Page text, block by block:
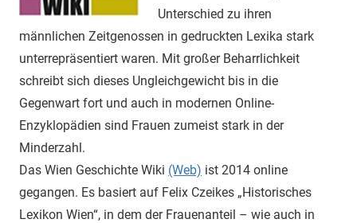
Unterschied zu ihren
männlichen Zeitgenossen in gedruckten Lexika stark
unterrepräsentiert waren. Mit großer Beharrlichkeit
schreibt sich dieses Ungleichgewicht bis in die
Gegenwart fort und auch in modernen Online-
Enzyklopädien sind Frauen zumeist stark in der
Minderzahl.
Das Wien Geschichte Wiki (Web) ist 2014 online
gegangen. Es basiert auf Felix Czeikes „Historisches
Lexikon Wien“, in dem der Frauenanteil – wie auch in